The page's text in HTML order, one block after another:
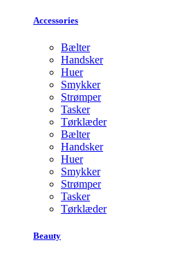
Accessories
Bælter
Handsker
Huer
Smykker
Strømper
Tasker
Tørklæder
Bælter
Handsker
Huer
Smykker
Strømper
Tasker
Tørklæder
Beauty